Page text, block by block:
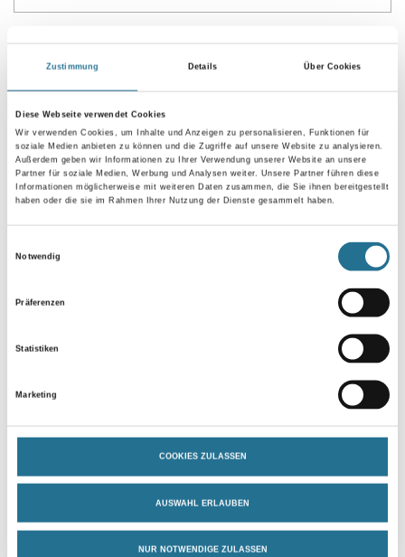
Zustimmung Details Über Cookies
Diese Webseite verwendet Cookies
Wir verwenden Cookies, um Inhalte und Anzeigen zu personalisieren, Funktionen für
soziale Medien anbieten zu können und die Zugriffe auf unsere Website zu analysieren.
Außerdem geben wir Informationen zu Ihrer Verwendung unserer Website an unsere
Partner für soziale Medien, Werbung und Analysen weiter. Unsere Partner führen diese
Informationen möglicherweise mit weiteren Daten zusammen, die Sie ihnen bereitgestellt
haben oder die sie im Rahmen Ihrer Nutzung der Dienste gesammelt haben.
Notwendig
Präferenzen
Statistiken
Marketing
COOKIES ZULASSEN
AUSWAHL ERLAUBEN
NUR NOTWENDIGE ZULASSEN
Umrechnungsfaktoren
PRODUKTEIGENSCHAFTEN
Produkteigenschaft
- Sehr Ergiebig